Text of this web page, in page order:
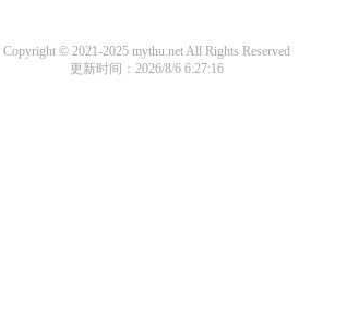
Copyright © 2021-2025 mythu.net All Rights Reserved
更新时间：2026/8/6 6:27:16